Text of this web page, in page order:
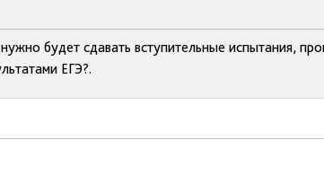
будет сдавать вступительные испытания,
ЕГЭ?.